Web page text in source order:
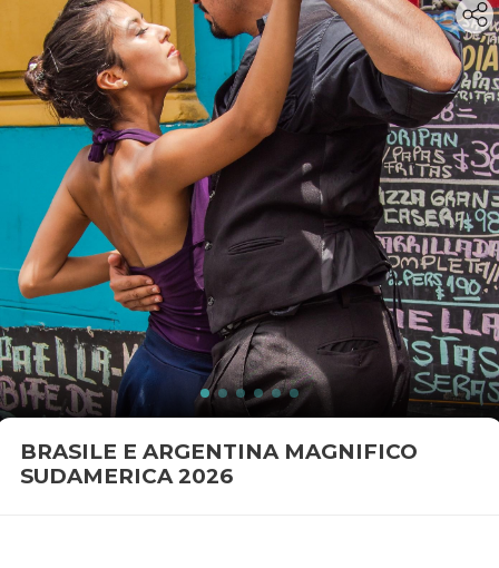
BRASILE E ARGENTINA MAGNIFICO
SUDAMERICA 2026